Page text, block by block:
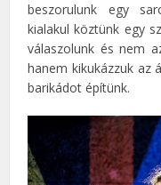
beszorulunk egy
kialakul köztünk egy
válaszolunk és nem
hanem kikukázzuk az
barikádot építünk.